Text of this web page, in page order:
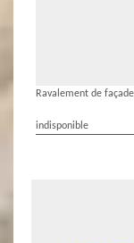
Ravalement de
indisponible